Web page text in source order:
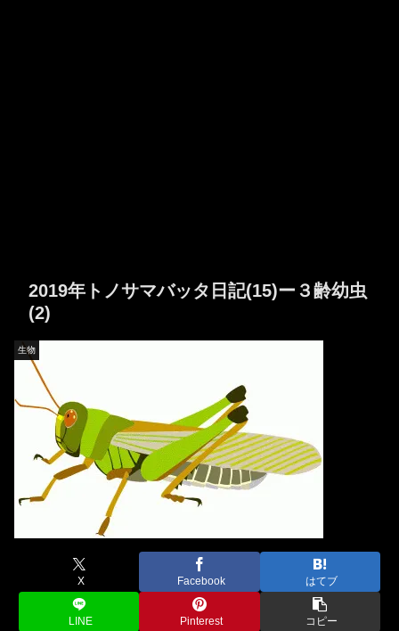
2019年トノサマバッタ日記(15)ー３齢幼虫
(2)
生物
X Facebook はてブ
LINE Pinterest コピー